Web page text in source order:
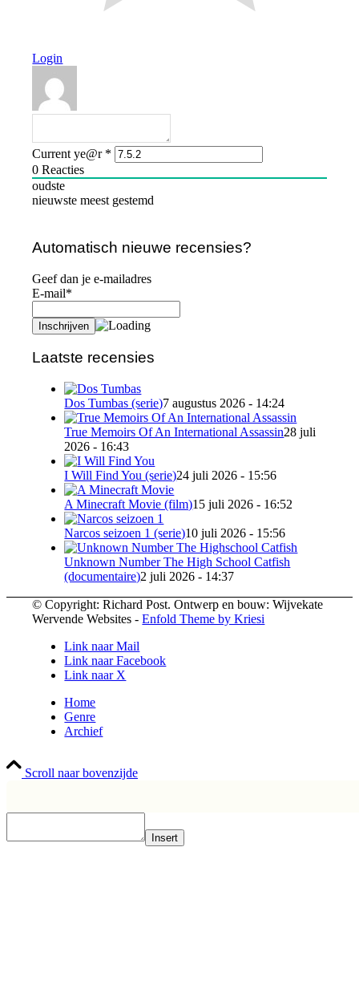
Login
Current ye@r *
0 Reacties
oudste
nieuwste meest gestemd
Automatisch nieuwe recensies?
Geef dan je e-mailadres
E-mail*
Laatste recensies
Dos Tumbas (serie)7 augustus 2026 - 14:24
True Memoirs Of An International Assassin28 juli
2026 - 16:43
I Will Find You (serie)24 juli 2026 - 15:56
A Minecraft Movie (film)15 juli 2026 - 16:52
Narcos seizoen 1 (serie)10 juli 2026 - 15:56
Unknown Number The High School Catfish
(documentaire)2 juli 2026 - 14:37
© Copyright: Richard Post. Ontwerp en bouw: Wijvekate
Wervende Websites -Enfold Theme by Kriesi
Link naar Mail
Link naar Facebook
Link naar X
Home
Genre
Archief
Scroll naar bovenzijde
Insert